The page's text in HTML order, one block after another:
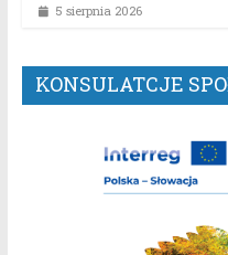
5 sierpnia 2026
KONSULATCJE